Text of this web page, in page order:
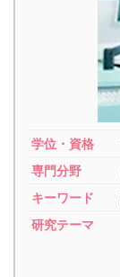
学位・資格
専門分野
キーワード
研究テーマ